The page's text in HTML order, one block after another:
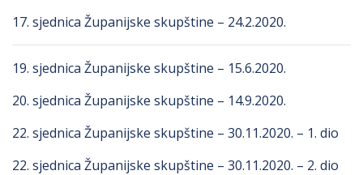
17. sjednica Županijske skupštine – 24.2.2020.
19. sjednica Županijske skupštine – 15.6.2020.
20. sjednica Županijske skupštine – 14.9.2020.
22. sjednica Županijske skupštine – 30.11.2020. – 1. dio
22. sjednica Županijske skupštine – 30.11.2020. – 2. dio